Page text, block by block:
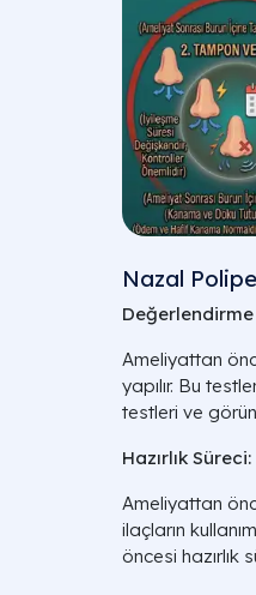
Nazal
Ameliyattan
yapılır. Bu
testleri ve
Hazırlık Süreci:
Ameliyattan
ilaçların
öncesi hazırlık